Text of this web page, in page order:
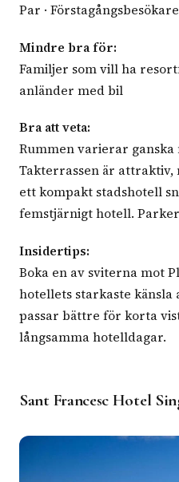
Par ·
Mindre bra för:
Familjer som vill ha
anländer med bil
Bra att veta:
Rummen varierar ganska
Takterrassen är
ett kompakt stadshotell
femstjärnigt hotell.
Insidertips:
Boka en av sviterna mot
hotellets starkaste
passar bättre för korta
långsamma hotelldagar.
Sant Francesc Hotel